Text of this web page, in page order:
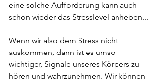
eine solche Aufforderung kann auch
schon wieder das Stresslevel anheben...
Wenn wir also dem Stress nicht
auskommen, dann ist es umso
wichtiger, Signale unseres Körpers zu
hören und wahrzunehmen. Wir können